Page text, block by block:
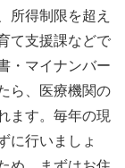
所得制限を超え
て支援課などで
・マイナンバー
ら、医療機関の
ます。毎年の現
に行いましょ